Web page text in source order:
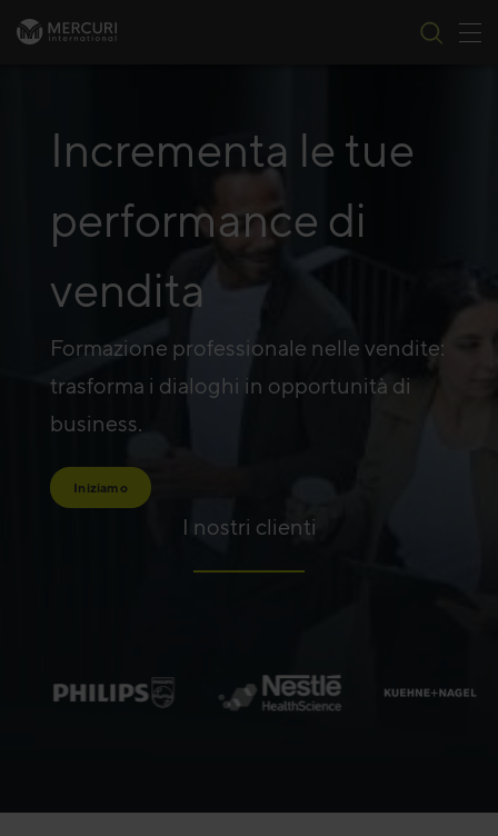
Vai al contenuto
Incrementa le tue
performance di
vendita
Formazione professionale nelle vendite:
trasforma i dialoghi in opportunità di
business.
Iniziamo
I nostri clienti